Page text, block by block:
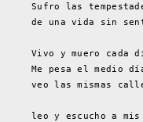
Sufro las
de una vida sin
Vivo y muero cada
Me pesa el medio
veo las mismas
leo y escucho a